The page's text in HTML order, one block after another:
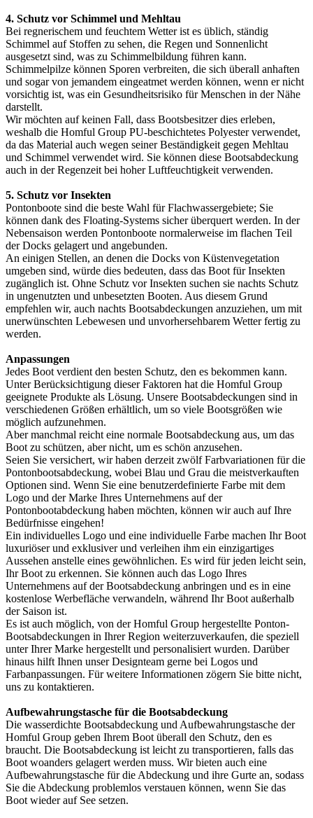
4. Schutz vor Schimmel und Mehltau
Bei regnerischem und feuchtem Wetter ist es üblich, ständig
Schimmel auf Stoffen zu sehen, die Regen und Sonnenlicht
ausgesetzt sind, was zu Schimmelbildung führen kann.
Schimmelpilze können Sporen verbreiten, die sich überall anhaften
und sogar von jemandem eingeatmet werden können, wenn er nicht
vorsichtig ist, was ein Gesundheitsrisiko für Menschen in der Nähe
darstellt.
Wir möchten auf keinen Fall, dass Bootsbesitzer dies erleben,
weshalb die Homful Group PU-beschichtetes Polyester verwendet,
da das Material auch wegen seiner Beständigkeit gegen Mehltau
und Schimmel verwendet wird. Sie können diese Bootsabdeckung
auch in der Regenzeit bei hoher Luftfeuchtigkeit verwenden.
5. Schutz vor Insekten
Pontonboote sind die beste Wahl für Flachwassergebiete; Sie
können dank des Floating-Systems sicher überquert werden. In der
Nebensaison werden Pontonboote normalerweise im flachen Teil
der Docks gelagert und angebunden.
An einigen Stellen, an denen die Docks von Küstenvegetation
umgeben sind, würde dies bedeuten, dass das Boot für Insekten
zugänglich ist. Ohne Schutz vor Insekten suchen sie nachts Schutz
in ungenutzten und unbesetzten Booten. Aus diesem Grund
empfehlen wir, auch nachts Bootsabdeckungen anzuziehen, um mit
unerwünschten Lebewesen und unvorhersehbarem Wetter fertig zu
werden.
Anpassungen
Jedes Boot verdient den besten Schutz, den es bekommen kann.
Unter Berücksichtigung dieser Faktoren hat die Homful Group
geeignete Produkte als Lösung. Unsere Bootsabdeckungen sind in
verschiedenen Größen erhältlich, um so viele Bootsgrößen wie
möglich aufzunehmen.
Aber manchmal reicht eine normale Bootsabdeckung aus, um das
Boot zu schützen, aber nicht, um es schön anzusehen.
Seien Sie versichert, wir haben derzeit zwölf Farbvariationen für die
Pontonbootsabdeckung, wobei Blau und Grau die meistverkauften
Optionen sind. Wenn Sie eine benutzerdefinierte Farbe mit dem
Logo und der Marke Ihres Unternehmens auf der
Pontonbootabdeckung haben möchten, können wir auch auf Ihre
Bedürfnisse eingehen!
Ein individuelles Logo und eine individuelle Farbe machen Ihr Boot
luxuriöser und exklusiver und verleihen ihm ein einzigartiges
Aussehen anstelle eines gewöhnlichen. Es wird für jeden leicht sein,
Ihr Boot zu erkennen. Sie können auch das Logo Ihres
Unternehmens auf der Bootsabdeckung anbringen und es in eine
kostenlose Werbefläche verwandeln, während Ihr Boot außerhalb
der Saison ist.
Es ist auch möglich, von der Homful Group hergestellte Ponton-
Bootsabdeckungen in Ihrer Region weiterzuverkaufen, die speziell
unter Ihrer Marke hergestellt und personalisiert wurden. Darüber
hinaus hilft Ihnen unser Designteam gerne bei Logos und
Farbanpassungen. Für weitere Informationen zögern Sie bitte nicht,
uns zu kontaktieren.
Aufbewahrungstasche für die Bootsabdeckung
Die wasserdichte Bootsabdeckung und Aufbewahrungstasche der
Homful Group geben Ihrem Boot überall den Schutz, den es
braucht. Die Bootsabdeckung ist leicht zu transportieren, falls das
Boot woanders gelagert werden muss. Wir bieten auch eine
Aufbewahrungstasche für die Abdeckung und ihre Gurte an, sodass
Sie die Abdeckung problemlos verstauen können, wenn Sie das
Boot wieder auf See setzen.